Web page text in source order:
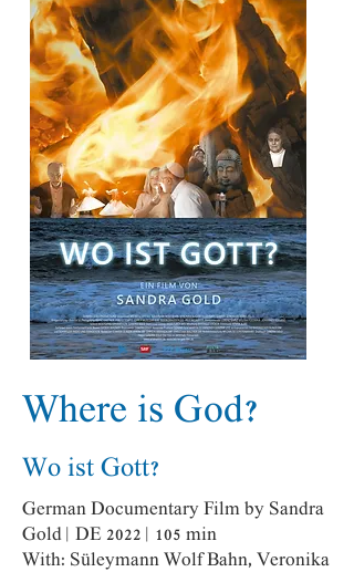
Where is God?
Wo ist Gott?
German Documentary Film by Sandra
Gold | DE 2022 | 105 min
With: Süleymann Wolf Bahn, Veronika